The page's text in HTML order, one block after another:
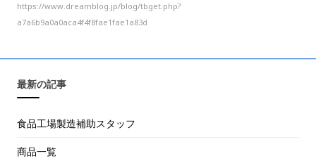
https://www.dreamblog.jp/blog/tbget.php?
a7a6b9a0a0aca4f4f8fae1fae1a83d
最新の記事
食品工場製造補助スタッフ
商品一覧